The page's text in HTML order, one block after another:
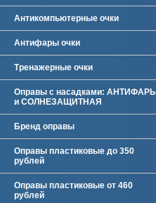
Антикомпьютерные очки
Антифары очки
Тренажерные очки
Оправы с насадками: АНТИФАРЫ
и СОЛНЕЗАЩИТНАЯ
Бренд оправы
Оправы пластиковые до 350
рублей
Оправы пластиковые от 460
рублей